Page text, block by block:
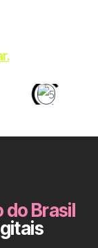
do Brasil